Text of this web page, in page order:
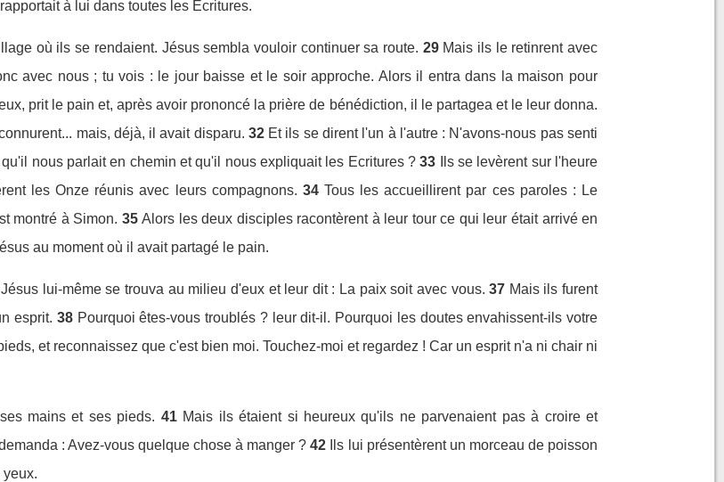
à lui dans toutes les Ecritures.
où ils se rendaient. Jésus sembla vouloir continuer sa route. 29 Mais ils le retinrent avec
avec nous ; tu vois : le jour baisse et le soir approche. Alors il entra dans la maison pour
prit le pain et, après avoir prononcé la prière de bénédiction, il le partagea et le leur donna.
mais, déjà, il avait disparu. 32 Et ils se dirent l'un à l'autre : N'avons-nous pas senti
nous parlait en chemin et qu'il nous expliquait les Ecritures ? 33
Ils se levèrent sur l'heure
les Onze réunis avec leurs compagnons. 34 Tous les accueillirent par ces paroles : Le
montré à Simon. 35 Alors les deux disciples racontèrent à leur tour ce qui leur était arrivé en
au moment où il avait partagé le pain.
lui-même se trouva au milieu d'eux et leur dit : La paix soit avec vous. 37 Mais ils furent
esprit. 38 Pourquoi êtes-vous troublés ? leur dit-il. Pourquoi les doutes envahissent-ils votre
et reconnaissez que c'est bien moi. Touchez-moi et regardez ! Car un esprit n'a ni chair ni
mains et ses pieds. 41 Mais ils étaient si heureux qu'ils ne parvenaient pas à croire et
: Avez-vous quelque chose à manger ? 42
Ils lui présentèrent un morceau de poisson
yeux.